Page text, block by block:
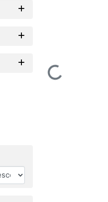
Loading...